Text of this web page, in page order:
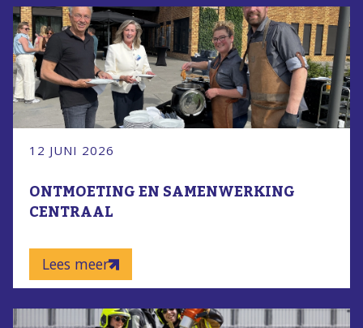
12 JUNI 2026
ONTMOETING EN SAMENWERKING
CENTRAAL
Lees meer